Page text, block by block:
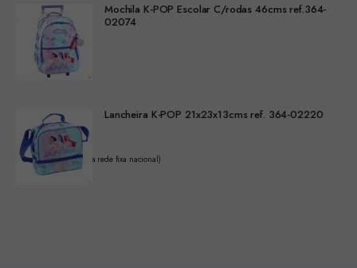
Mochila K-POP Escolar C/rodas 46cms ref.364-
02074
Lancheira K-POP 21x23x13cms ref. 364-02220
(Chamada para a rede fixa nacional)